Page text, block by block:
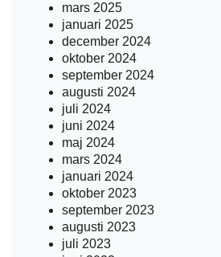
mars 2025
januari 2025
december 2024
oktober 2024
september 2024
augusti 2024
juli 2024
juni 2024
maj 2024
mars 2024
januari 2024
oktober 2023
september 2023
augusti 2023
juli 2023